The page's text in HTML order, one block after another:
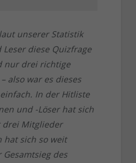
unserer Statistik
diese Quizfrage
nur drei richtige
also war es dieses
In der Hitliste
und -Löser hat sich
drei Mitglieder
hat sich so weit
des